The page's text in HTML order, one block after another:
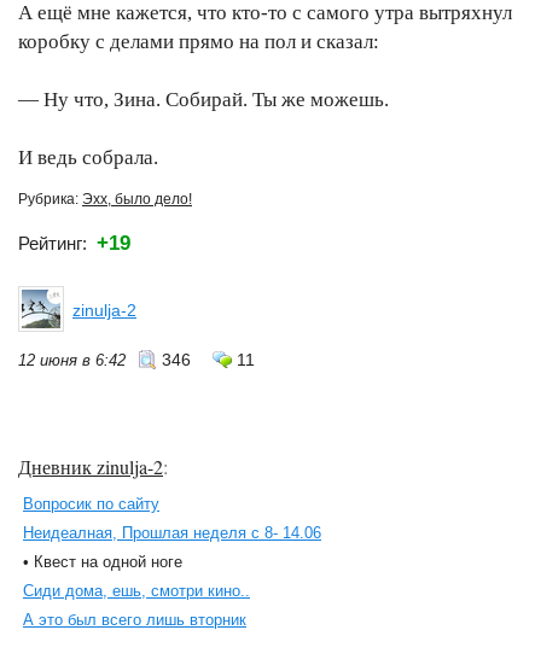
А ещё мне кажется, что кто-то с самого утра вытряхнул
коробку с делами прямо на пол и сказал:
— Ну что, Зина. Собирай. Ты же можешь.
И ведь собрала.
Рубрика: Эхх, было дело!
Рейтинг: +19
zinulja-2
12 июня в 6:42 346 11
Дневник zinulja-2:
Вопросик по сайту
Неидеалная, Прошлая неделя с 8- 14.06
• Квест на одной ноге
Сиди дома, ешь, смотри кино..
А это был всего лишь вторник